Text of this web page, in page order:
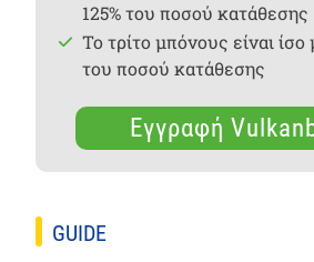
125% του ποσού κατάθεσης
Το τρίτο μπόνους είναι ίσο
του ποσού κατάθεσης
Εγγραφή
GUIDE